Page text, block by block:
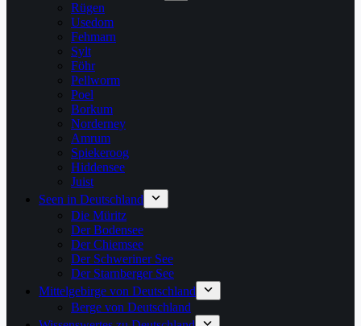
Rügen
Usedom
Fehmarn
Sylt
Föhr
Pellworm
Poel
Borkum
Norderney
Amrum
Spiekeroog
Hiddensee
Juist
Seen in Deutschland
Die Müritz
Der Bodensee
Der Chiemsee
Der Schweriner See
Der Starnberger See
Mittelgebirge von Deutschland
Berge von Deutschland